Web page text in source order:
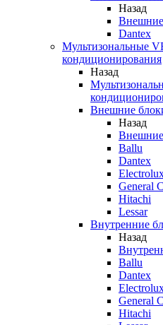
Назад
Dantex
Мультизональные
кондиционирования
Назад
Внешние
Назад
Ballu
Dantex
General
Hitachi
Lessar
Внутренние
Назад
Ballu
Dantex
General
Hitachi